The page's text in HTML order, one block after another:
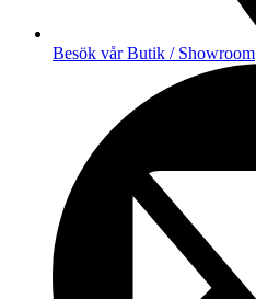
Besök vår Butik / Showroom